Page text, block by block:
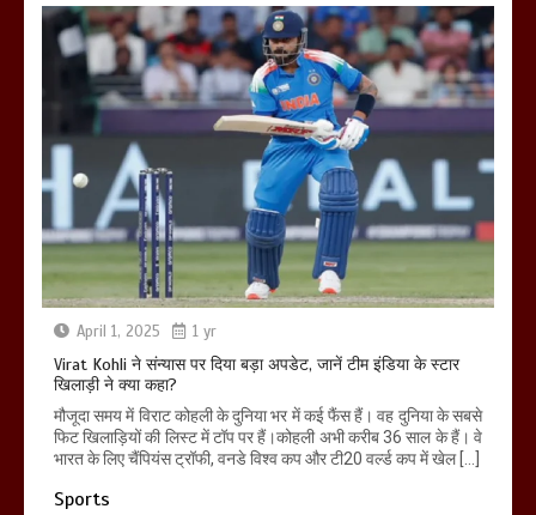
April 1, 2025 1 yr
Virat Kohli ने संन्यास पर दिया बड़ा अपडेट, जानें टीम इंडिया के स्टार
खिलाड़ी ने क्या कहा?
मौजूदा समय में विराट कोहली के दुनिया भर में कई फैंस हैं। वह दुनिया के सबसे
फिट खिलाड़ियों की लिस्ट में टॉप पर हैं।कोहली अभी करीब 36 साल के हैं। वे
भारत के लिए चैंपियंस ट्रॉफी, वनडे विश्व कप और टी20 वर्ल्ड कप में खेल […]
Sports